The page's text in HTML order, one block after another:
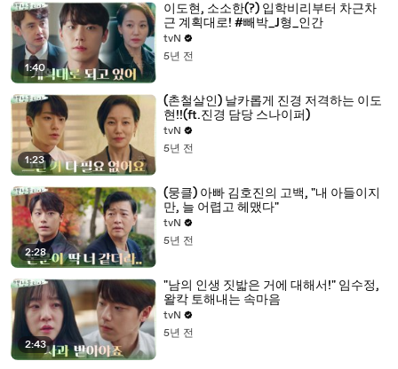
1:40
이도현, 소소한(?) 입학비리부터 차근차
근 계획대로! #빼박_J형_인간
tvN
5년 전
1:23
(촌철살인) 날카롭게 진경 저격하는 이도
현!!(ft.진경 담당 스나이퍼)
tvN
5년 전
2:28
(뭉클) 아빠 김호진의 고백, "내 아들이지
만, 늘 어렵고 헤맸다"
tvN
5년 전
2:43
"남의 인생 짓밟은 거에 대해서!" 임수정,
왈칵 토해내는 속마음
tvN
5년 전